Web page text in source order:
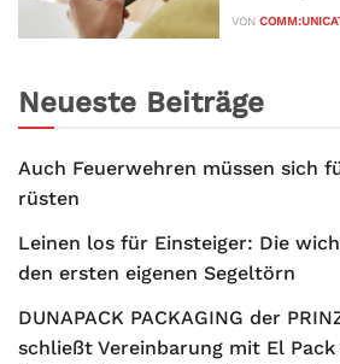
VON
Neueste Beiträge
Auch Feuerwehren müssen sich
rüsten
Leinen los für Einsteiger: Die
den ersten eigenen Segeltörn
DUNAPACK PACKAGING der
schließt Vereinbarung mit El